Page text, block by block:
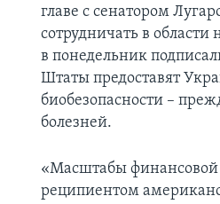
главе с сенатором
сотрудничать в
в понедельник
Штаты предоставят
биобезопасности –
болезней.
«Масштабы финансовой
реципиентом